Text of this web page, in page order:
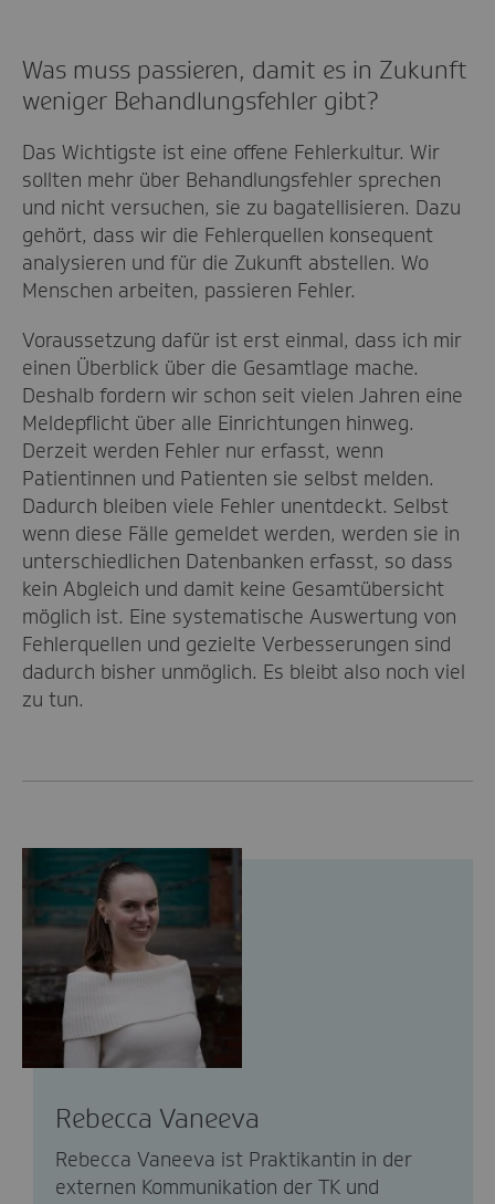
Was muss passieren, damit es in Zukunft
weniger Behandlungsfehler gibt?
Das Wichtigste ist eine offene Fehlerkultur. Wir
sollten mehr über Behandlungsfehler sprechen
und nicht versuchen, sie zu bagatellisieren. Dazu
gehört, dass wir die Fehlerquellen konsequent
analysieren und für die Zukunft abstellen. Wo
Menschen arbeiten, passieren Fehler.
Voraussetzung dafür ist erst einmal, dass ich mir
einen Überblick über die Gesamtlage mache.
Deshalb fordern wir schon seit vielen Jahren eine
Meldepflicht über alle Einrichtungen hinweg.
Derzeit werden Fehler nur erfasst, wenn
Patientinnen und Patienten sie selbst melden.
Dadurch bleiben viele Fehler unentdeckt. Selbst
wenn diese Fälle gemeldet werden, werden sie in
unterschiedlichen Datenbanken erfasst, so dass
kein Abgleich und damit keine Gesamtübersicht
möglich ist. Eine systematische Auswertung von
Fehlerquellen und gezielte Verbesserungen sind
dadurch bisher unmöglich. Es bleibt also noch viel
zu tun.
Rebecca Vaneeva
Rebecca Vaneeva ist Praktikantin in der
externen Kommunikation der TK und